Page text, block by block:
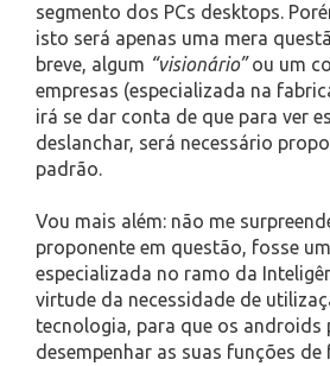
segmento dos PCs desktops.
isto será apenas uma mera
breve, algum “visionário”ou um
empresas (especializada na
irá se dar conta de que para ver
deslanchar, será necessário
padrão.
Vou mais além: não me
proponente em questão, fosse
especializada no ramo da
virtude da necessidade de
tecnologia, para que os androids
desempenhar as suas funções de